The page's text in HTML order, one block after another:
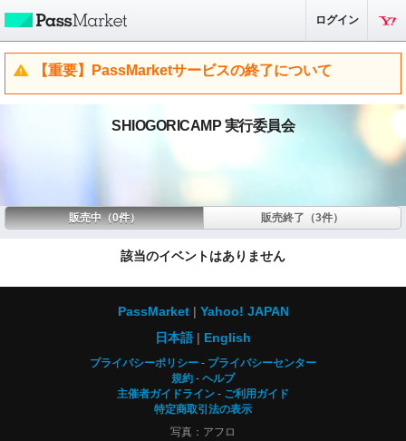
ログイン
【重要】PassMarketサービスの終了について
SHIOGORICAMP 実行委員会
販売中（0件） 販売終了（3件）
該当のイベントはありません
PassMarket
Yahoo! JAPAN
日本語
English
プライバシーポリシー
プライバシーセンター
規約
ヘルプ
主催者ガイドライン
ご利用ガイド
特定商取引法の表示
写真：アフロ